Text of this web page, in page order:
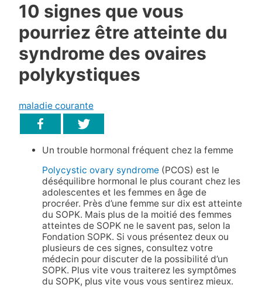
10 signes que vous
pourriez être atteinte du
syndrome des ovaires
polykystiques
maladie courante
Un trouble hormonal fréquent chez la femme
Polycystic ovary syndrome(PCOS) est le
déséquilibre hormonal le plus courant chez les
adolescentes et les femmes en âge de
procréer. Près d’une femme sur dix est atteinte
du SOPK. Mais plus de la moitié des femmes
atteintes de SOPK ne le savent pas, selon la
Fondation SOPK. Si vous présentez deux ou
plusieurs de ces signes, consultez votre
médecin pour discuter de la possibilité d’un
SOPK. Plus vite vous traiterez les symptômes
du SOPK, plus vite vous vous sentirez mieux.